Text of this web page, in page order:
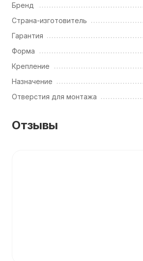
Бренд
Страна-изготовитель
Гарантия
Форма
Крепление
Назначение
Отверстия для монтажа
Отзывы